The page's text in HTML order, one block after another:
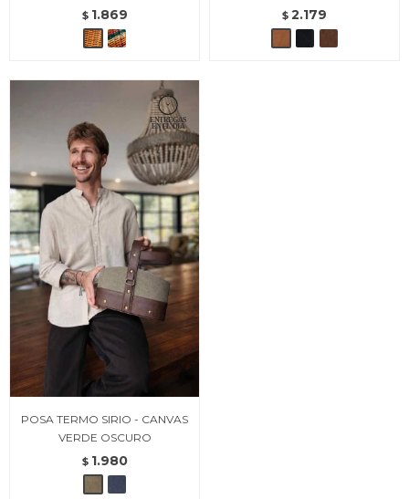
$ 1.869 $ 2.179
POSA TERMO SIRIO - CANVAS
VERDE OSCURO
$ 1.980